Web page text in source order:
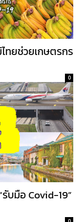
ทยช่วยเกษตรกร
0
บมือ Covid-19”